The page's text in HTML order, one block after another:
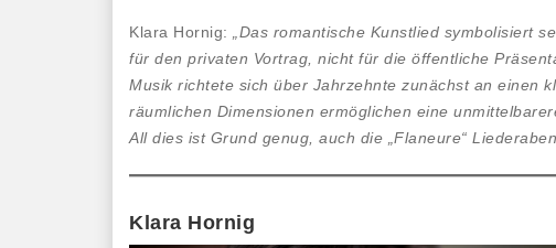
Klara Hornig:
„Das romantische Kunstlied symbolisiert
für den privaten Vortrag, nicht für die öffentliche
Musik richtete sich über Jahrzehnte zunächst an einen
räumlichen Dimensionen ermöglichen eine
All dies ist Grund genug, auch die „Flaneure“
Klara Hornig